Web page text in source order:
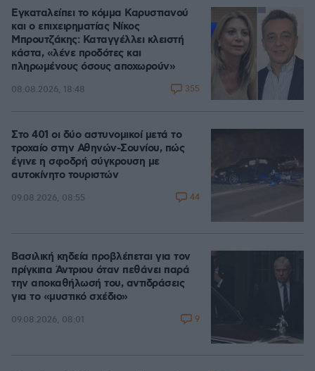
Εγκαταλείπει το κόμμα Καρυστιανού
και ο επιχειρηματίας Νίκος
Μπρουτζάκης: Καταγγέλλει κλειστή
κάστα, «λένε προδότες και
πληρωμένους όσους αποχωρούν»
08.08.2026, 18:48 355
Στο 401 οι δύο αστυνομικοί μετά το
τροχαίο στην Αθηνών-Σουνίου, πώς
έγινε η σφοδρή σύγκρουση με
αυτοκίνητο τουριστών
09.08.2026, 08:55 44
Βασιλική κηδεία προβλέπεται για τον
πρίγκιπα Άντριου όταν πεθάνει παρά
την αποκαθήλωσή του, αντιδράσεις
για το «μυστικό σχέδιο»
09.08.2026, 08:01 9